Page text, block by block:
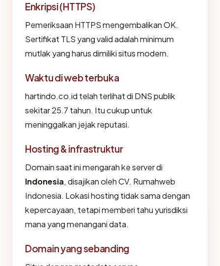
Enkripsi (HTTPS)
Pemeriksaan HTTPS mengembalikan OK.
Sertifikat TLS yang valid adalah minimum
mutlak yang harus dimiliki situs modern.
Waktu di web terbuka
hartindo.co.id telah terlihat di DNS publik
sekitar 25.7 tahun. Itu cukup untuk
meninggalkan jejak reputasi.
Hosting & infrastruktur
Domain saat ini mengarah ke server di
Indonesia, disajikan oleh CV. Rumahweb
Indonesia. Lokasi hosting tidak sama dengan
kepercayaan, tetapi memberi tahu yurisdiksi
mana yang menangani data.
Domain yang sebanding